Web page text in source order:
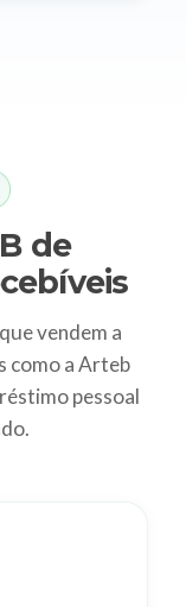
de
vendem a
como a Arteb
pessoal